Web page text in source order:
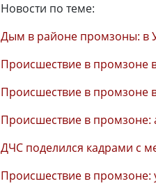
Новости по теме:
Дым в районе промзоны: в
Происшествие в промзоне
Происшествие в промзоне
Происшествие в промзоне:
ДЧС поделился кадрами с
Происшествие в промзоне: